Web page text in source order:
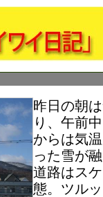
昨日の朝
り、午前
からは気
った雪が
道路はス
態。ツル